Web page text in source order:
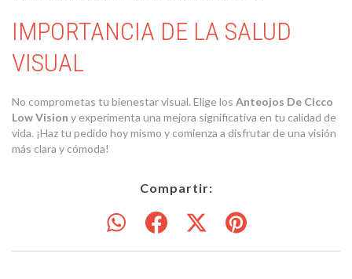
IMPORTANCIA DE LA SALUD
VISUAL
No comprometas tu bienestar visual. Elige los Anteojos De Cicco
Low Vision y experimenta una mejora significativa en tu calidad de
vida. ¡Haz tu pedido hoy mismo y comienza a disfrutar de una visión
más clara y cómoda!
Compartir: